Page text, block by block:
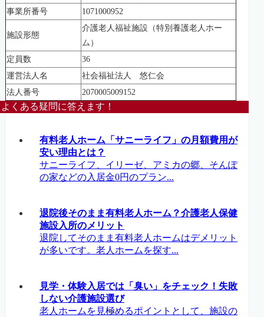
事業所番号
1071000952
施設形態
介護老人福祉施設（特別養護老人ホー
ム）
定員数
36
運営法人名
社会福祉法人 悠仁会
法人番号
2070005009152
よくある疑問に答えます！
有料老人ホーム「サニーライフ」の月額費用が
安い理由とは？
サニーライフ、イリーゼ、アミカの郷、そんぽ
の家などの入居金0円のプラン...
退院後そのまま有料老人ホーム？介護老人保健
施設入所のメリット
退院してそのまま有料老人ホームはデメリット
が多いです。老人ホームを探す...
見学・体験入居では「臭い」をチェック！失敗
しない介護施設選び
老人ホームを見極めるポイントとして、施設の